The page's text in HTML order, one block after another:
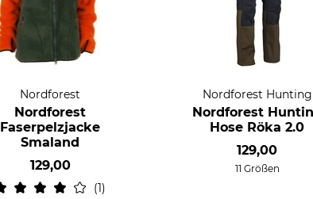
Nordforest
Nordforest
Faserpelzjacke
Smaland
129,00
1
Nordforest Hunting
Nordforest
Hose Röka 2.0
129,00
11 Größen